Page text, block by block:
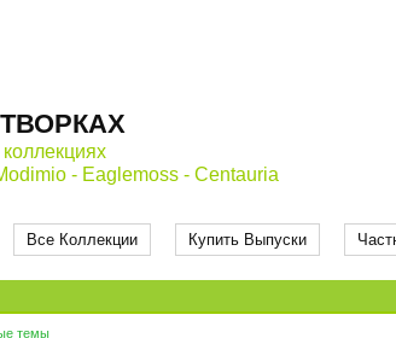
- Eaglemoss - Centauria
Все Коллекции Купить Выпуски
темы